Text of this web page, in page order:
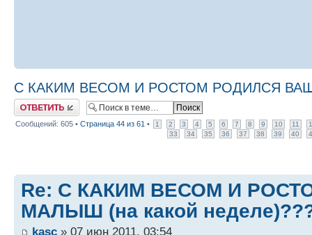
С КАКИМ ВЕСОМ И РОСТОМ РОДИЛСЯ ВАШ
Ответить
Сообщений: 605 • Страница 44 из 61 • 1 2 3 4 5 6 7 8 9 10 11
33
34 35 36 37 38 39 40
Re: С КАКИМ ВЕСОМ И
МАЛЫШ (на какой
kasc » 07 июн 2011, 03:54